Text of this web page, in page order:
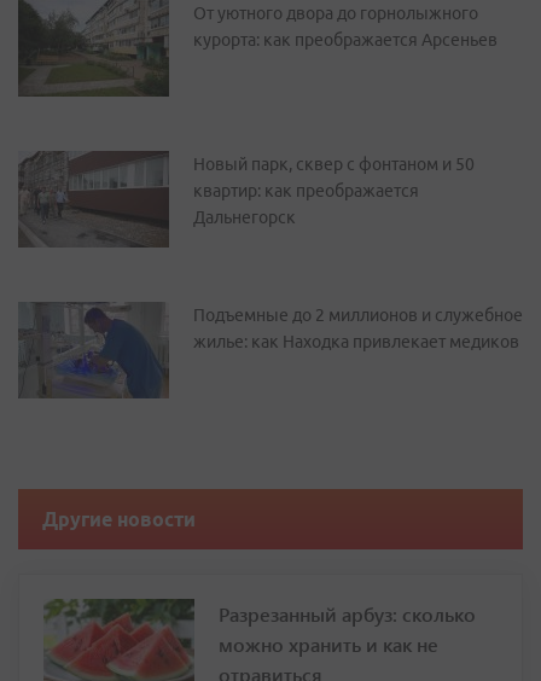
От уютного двора до горнолыжного
курорта: как преображается Арсеньев
Новый парк, сквер с фонтаном и 50
квартир: как преображается
Дальнегорск
Подъемные до 2 миллионов и служебное
жилье: как Находка привлекает медиков
Другие новости
Разрезанный арбуз: сколько
можно хранить и как не
отравиться